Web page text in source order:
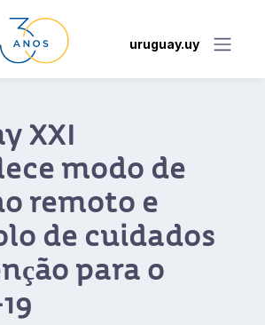
uruguay.uy
XXI
modo de
remoto e
de cuidados
para o